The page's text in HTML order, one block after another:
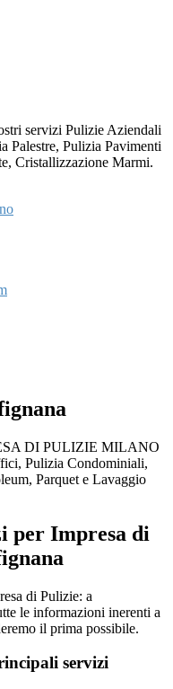
servizi Pulizie Aziendali
Palestre, Pulizia Pavimenti
Cristallizzazione Marmi.
DI PULIZIE MILANO
Pulizia Condominiali,
Parquet e Lavaggio
per Impresa di
servizi